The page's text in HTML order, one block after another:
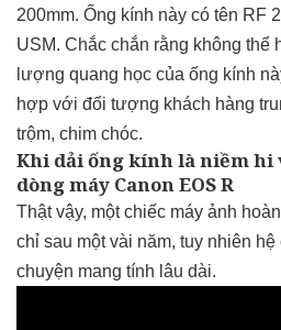
200mm. Ống kính này có tên RF
USM. Chắc chắn rằng không thể
lượng quang học của ống kính
hợp với đối tượng khách hàng
trộm, chim chóc.
Khi dải ống kính là niềm hi
dòng máy Canon EOS R
Thật vậy, một chiếc máy ảnh
chỉ sau một vài năm, tuy nhiên
chuyện mang tính lâu dài.